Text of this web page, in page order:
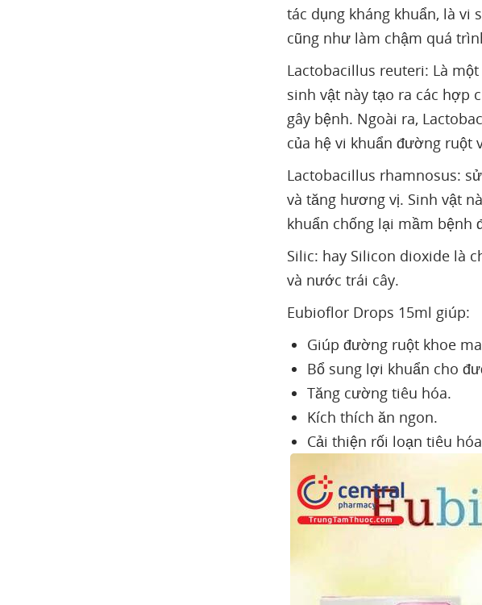
tác dụng kháng khuẩn, là vi
cũng như làm chậm quá
Lactobacillus reuteri: Là
sinh vật này tạo ra các hợp
gây bệnh. Ngoài ra,
của hệ vi khuẩn đường ruột
Lactobacillus rhamnosus:
và tăng hương vị. Sinh vật
khuẩn chống lại mầm bệnh
Silic: hay Silicon dioxide là
và nước trái cây.
Eubioflor Drops 15ml giúp:
Giúp đường ruột khoe
Bổ sung lợi khuẩn cho
Tăng cường tiêu hóa.
Kích thích ăn ngon.
Cải thiện rối loạn tiêu